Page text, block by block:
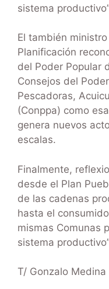
sistema
El también
Planificación
del Poder Popular
Consejos del
Pescadoras,
(Conppa) como
genera nuevos
escalas.
Finalmente,
desde el Plan
de las cadenas
hasta el
mismas Comunas
sistema
T/ Gonzalo Medina